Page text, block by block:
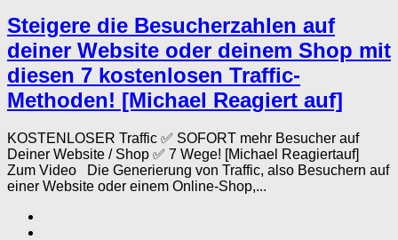
Steigere die Besucherzahlen auf
deiner Website oder deinem Shop mit
diesen 7 kostenlosen Traffic-
Methoden! [Michael Reagiert auf]
KOSTENLOSER Traffic ✅ SOFORT mehr Besucher auf
Deiner Website / Shop ✅ 7 Wege! [Michael Reagiertauf]
Zum Video Die Generierung von Traffic, also Besuchern auf
einer Website oder einem Online-Shop,...